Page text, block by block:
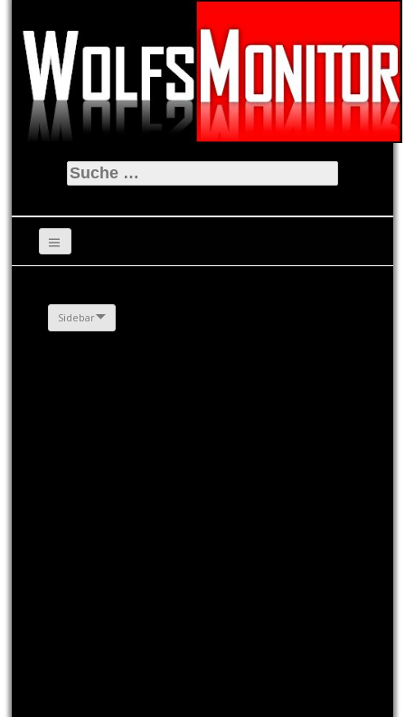
Suche
nach:
Sidebar